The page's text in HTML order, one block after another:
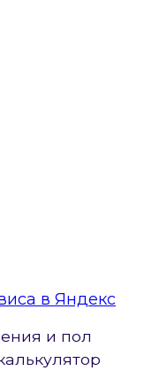
в Яндекс
и пол